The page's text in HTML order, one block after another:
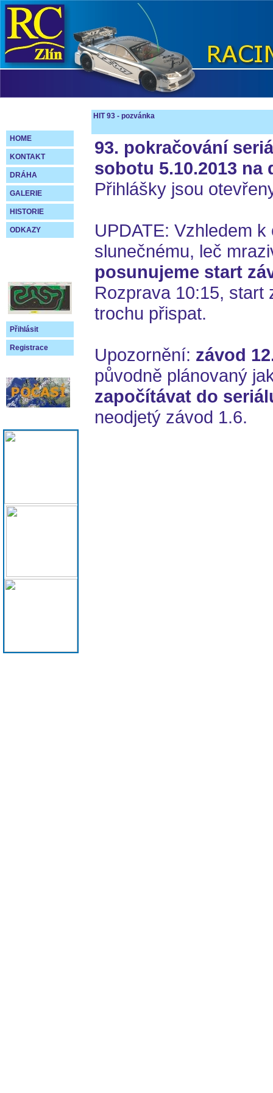
HOME
KONTAKT
DRÁHA
GALERIE
HISTORIE
ODKAZY
Přihlásit
Registrace
HIT 93 - pozvánka
93. pokračování
sobotu 5.10.2013 na
Přihlášky jsou
UPDATE: Vzhledem
slunečnému, leč
posunujeme start
Rozprava 10:15, start
trochu přispat.
Upozornění: závod
původně plánovaný
započítávat do
neodjetý závod 1.6.